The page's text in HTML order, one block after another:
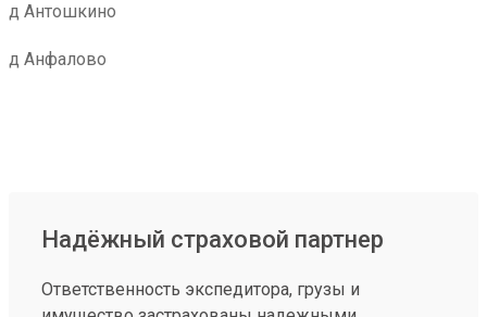
д Антошкино
д Анфалово
Надёжный страховой партнер
Ответственность экспедитора, грузы и